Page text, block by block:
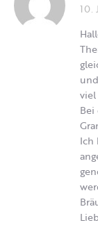
10.
viel
Ich